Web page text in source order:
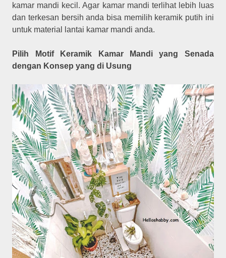
kamar mandi kecil. Agar kamar mandi terlihat lebih luas
dan terkesan bersih anda bisa memilih keramik putih ini
untuk material lantai kamar mandi anda.
Pilih Motif Keramik Kamar Mandi yang Senada
dengan Konsep yang di Usung